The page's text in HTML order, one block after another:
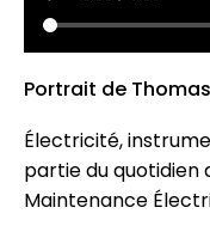
Portrait de Thomas
Électricité,
partie du quotidien
Maintenance